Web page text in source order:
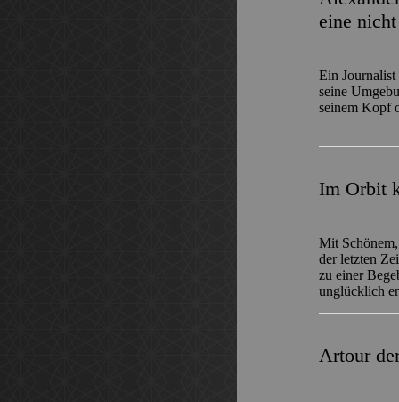
eine
Ein
seine
seinem Kopf
Im Orbit
Mit
der letzten
zu einer
unglücklich
Artour